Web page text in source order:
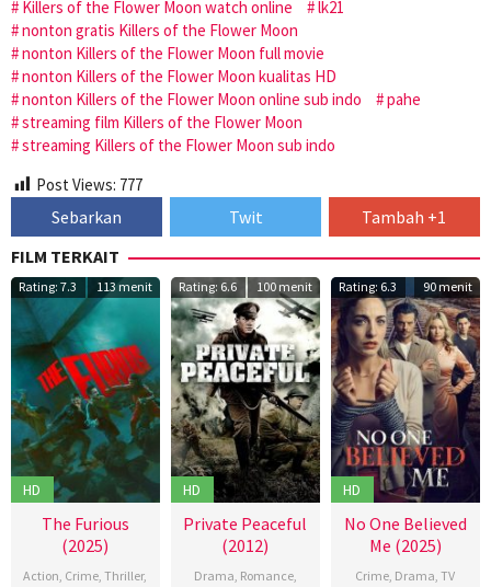
Killers of the Flower Moon watch online
lk21
nonton gratis Killers of the Flower Moon
nonton Killers of the Flower Moon full movie
nonton Killers of the Flower Moon kualitas HD
nonton Killers of the Flower Moon online sub indo
pahe
streaming film Killers of the Flower Moon
streaming Killers of the Flower Moon sub indo
Post Views: 777
Sebarkan Twit
Tambah +1
FILM TERKAIT
Rating: 7.3 113 menit
HD
The Furious
(2025)
Action, Crime,Thriller,
Rating: 6.6 100 menit
HD
Private Peaceful
(2012)
Drama, Romance,
Rating: 6.3 90 menit
HD
No One Believed
Me (2025)
Crime, Drama,TV